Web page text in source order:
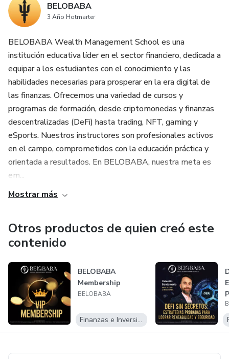
BELOBABA
3 Año Hotmarter
BELOBABA Wealth Management School es una
institución educativa líder en el sector financiero, dedicada a
equipar a los estudiantes con el conocimiento y las
habilidades necesarias para prosperar en la era digital de
las finanzas. Ofrecemos una variedad de cursos y
programas de formación, desde criptomonedas y finanzas
descentralizadas (DeFi) hasta trading, NFT, gaming y
eSports. Nuestros instructores son profesionales activos
en el campo, comprometidos con la educación práctica y
orientada a resultados. En BELOBABA, nuestra meta es
em...
Mostrar más
Otros productos de quien creó este
contenido
BELOBABA
Membership
BELOBABA
Finanzas e Inversiones